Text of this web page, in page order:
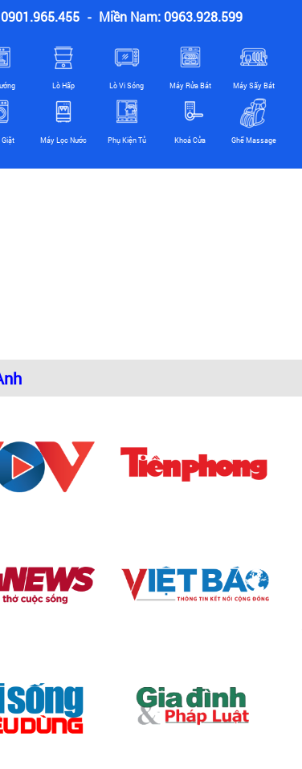
- Miền Nam: 0963.928.599
Lò Hấp Lò Vi Sóng Máy Rửa Bát Máy Sấy Bát
Máy Lọc Nước Phụ Kiện Tủ Khoá Cửa Ghế Massage